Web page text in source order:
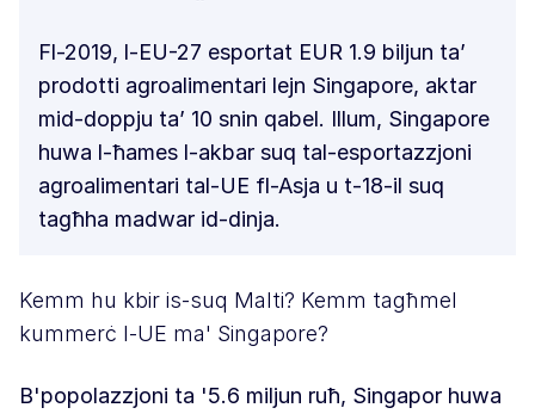
Fl-2019, l-EU-27 esportat EUR 1.9 biljun ta’
prodotti agroalimentari lejn Singapore, aktar
mid-doppju ta’ 10 snin qabel. Illum, Singapore
huwa l-ħames l-akbar suq tal-esportazzjoni
agroalimentari tal-UE fl-Asja u t-18-il suq
tagħha madwar id-dinja.
Kemm hu kbir is-suq Malti? Kemm tagħmel
kummerċ l-UE ma' Singapore?
B'popolazzjoni ta '5.6 miljun ruħ, Singapor huwa